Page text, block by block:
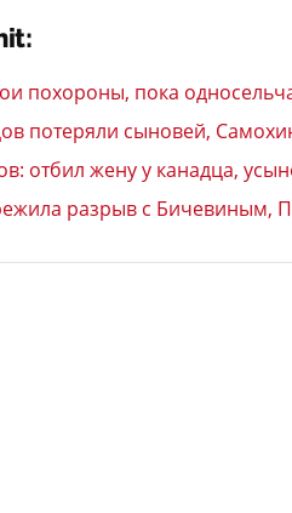
похороны, пока
потеряли сыновей,
отбил жену у канадца,
разрыв с Бичевиным,